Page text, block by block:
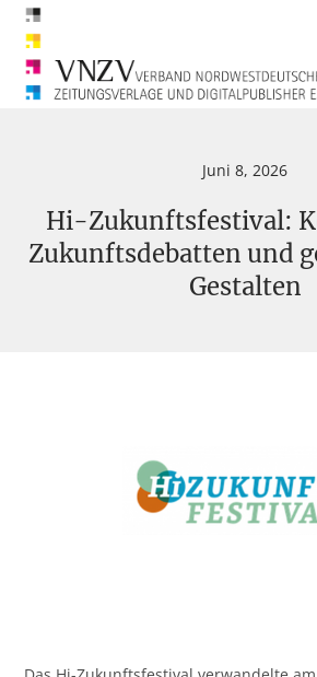
Juni 8, 2026
Hi-Zukunftsfestival:
Zukunftsdebatten und
Gestalten